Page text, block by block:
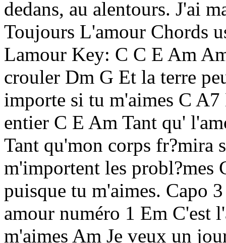
dedans, au alentours. J'ai
Toujours L'amour Chords
Lamour Key: C C E Am
crouler Dm G Et la terre
importe si tu m'aimes C
entier C E Am Tant qu'
Tant qu'mon corps fr?mira
m'importent les probl?mes
puisque tu m'aimes. Capo
amour numéro 1 Em C'est
m'aimes Am Je veux un